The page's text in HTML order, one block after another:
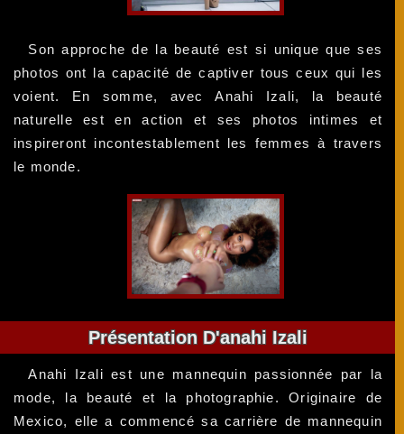
Son approche de la beauté est si unique que ses
photos ont la capacité de captiver tous ceux qui les
voient. En somme, avec Anahi Izali, la beauté
naturelle est en action et ses photos intimes et
inspireront incontestablement les femmes à travers
le monde.
Présentation D'anahi Izali
Anahi Izali est une mannequin passionnée par la
mode, la beauté et la photographie. Originaire de
Mexico, elle a commencé sa carrière de mannequin